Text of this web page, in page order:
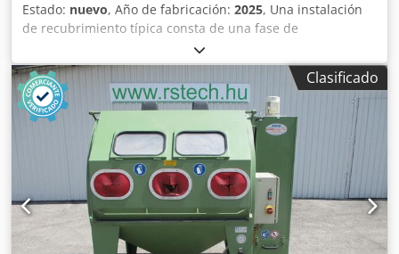
Estado: nuevo, Año de fabricación: 2025, Una instalación
de recubrimiento típica consta de una fase de
pretratamiento de la superficie (limpieza y/o aplicación de
una capa de conversión), un secado intermedio, una zona
de recubrimiento electrostático (cámara/sistema de
aplicación de polvo) y un horno de secado. Las piezas se
transportan a través de un sistema de transporte. Nuestra
empresa, ROMER®, diseña, fabrica y monta líneas
completas de recubrimiento en polvo. Nuestras
instalaciones pueden ser visitadas y probadas en Hürth,
cerca de Colonia. Solicite un presupuesto para una
instalación adaptada a sus necesidades específicas.
Chjdpfx Akecv Nl Ro Eea
Clasificado